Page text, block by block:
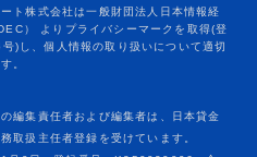
編集責任者および編集者は、日本貸金
取扱主任者登録を受けています。